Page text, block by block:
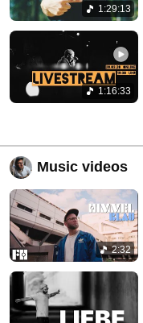
1:29:13
1:16:33
Music videos
2:32